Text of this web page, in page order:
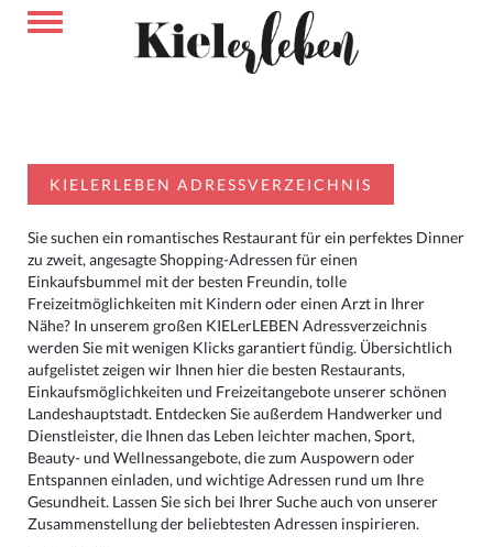
KIELERLEBEN ADRESSVERZEICHNIS
Sie suchen ein romantisches Restaurant für ein perfektes Dinner
zu zweit, angesagte Shopping-Adressen für einen
Einkaufsbummel mit der besten Freundin, tolle
Freizeitmöglichkeiten mit Kindern oder einen Arzt in Ihrer
Nähe? In unserem großen KIELerLEBEN Adressverzeichnis
werden Sie mit wenigen Klicks garantiert fündig. Übersichtlich
aufgelistet zeigen wir Ihnen hier die besten Restaurants,
Einkaufsmöglichkeiten und Freizeitangebote unserer schönen
Landeshauptstadt. Entdecken Sie außerdem Handwerker und
Dienstleister, die Ihnen das Leben leichter machen, Sport,
Beauty- und Wellnessangebote, die zum Auspowern oder
Entspannen einladen, und wichtige Adressen rund um Ihre
Gesundheit. Lassen Sie sich bei Ihrer Suche auch von unserer
Zusammenstellung der beliebtesten Adressen inspirieren.